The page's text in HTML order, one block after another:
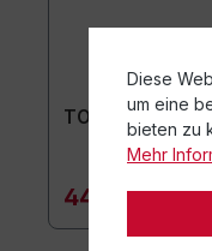
TOGU
44,90 €*
Diese
um eine
bieten zu
Mehr